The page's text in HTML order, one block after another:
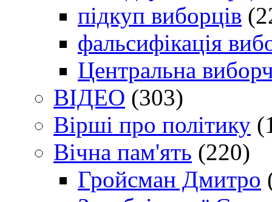
підкуп виборців
фальсифікація
Центральна
ВІДЕО (303)
Вірші про політику
Вічна пам'ять (220)
Гройсман Дмитро